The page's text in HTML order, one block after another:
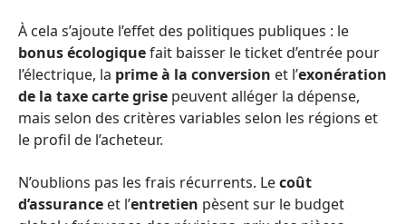
À cela s’ajoute l’effet des politiques publiques : le
bonus écologiquefait baisser le ticket d’entrée pour
l’électrique, la prime à la conversion et l’exonération
de la taxe carte grise peuvent alléger la dépense,
mais selon des critères variables selon les régions et
le profil de l’acheteur.
N’oublions pas les frais récurrents. Lecoût
d’assurance et l’entretien pèsent sur le budget